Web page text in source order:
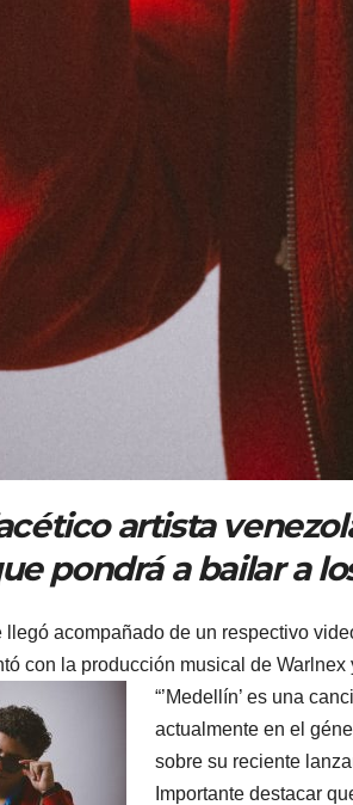
artista
pondrá a bailar a
llegó acompañado de un respectivo
con la producción musical de
“’Medellín’ es una
actualmente en el
sobre su reciente
Importante destacar